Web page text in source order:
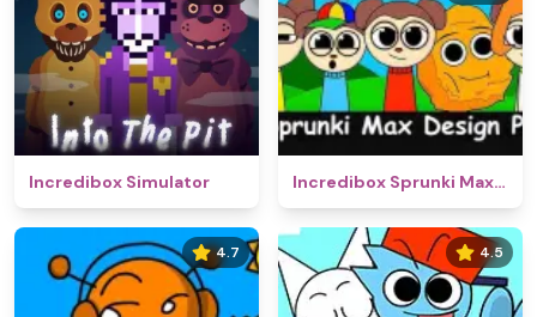
Incredibox Simulator Incredibox Sprunki Max Design Pro
4.7 4.5